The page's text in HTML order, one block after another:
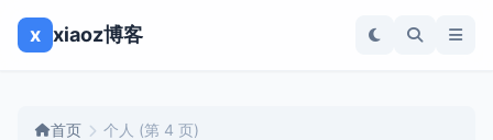
x xiaoz博客
首页 个人 (第 4 页)